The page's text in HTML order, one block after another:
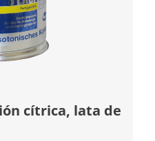
cítrica, lata de